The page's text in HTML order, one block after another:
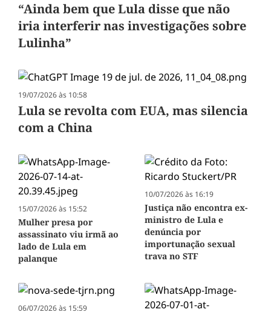
“Ainda bem que Lula disse que não
iria interferir nas investigações sobre
Lulinha”
19/07/2026 às 10:58
Lula se revolta com EUA, mas silencia
com a China
15/07/2026 às 15:52
Mulher presa por
assassinato viu irmã ao
lado de Lula em
palanque
10/07/2026 às 16:19
Justiça não encontra ex-
ministro de Lula e
denúncia por
importunação sexual
trava no STF
06/07/2026 às 15:59